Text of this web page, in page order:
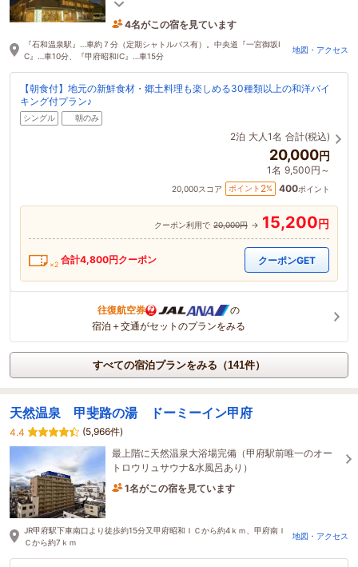
4名がこの宿を見ています
40分前に予約されました
『石和温泉駅』…車約７分（定期シャトルバス有）。中央道『一宮御坂I
C』…車10分、『甲府昭和IC』…車15分
地図・アクセス
【朝食付】地元の新鮮食材・郷土料理も楽しめる30種類以上の和洋バイ
キング付プラン♪
シングル 朝のみ
2泊 大人1名 合計(税込)
20,000円
1名 9,500円～
20,000スコア ポイント 2% 400ポイント
クーポン利用で 20,000円 → 15,200円
×2 合計4,800円クーポン クーポンGET
往復航空券
の
宿泊＋交通がセットのプランをみる
すべての宿泊プランをみる（141件）
天然温泉 甲斐路の湯 ドーミーイン甲府
4.4
(5,966件)
最上階に天然温泉大浴場完備（甲府駅前唯一のオー
トロウリュサウナ&水風呂あり）
1名がこの宿を見ています
JR甲府駅下車南口より徒歩約15分又甲府昭和ＩＣから約4ｋｍ、甲府南Ｉ
Ｃから約7ｋｍ
地図・アクセス